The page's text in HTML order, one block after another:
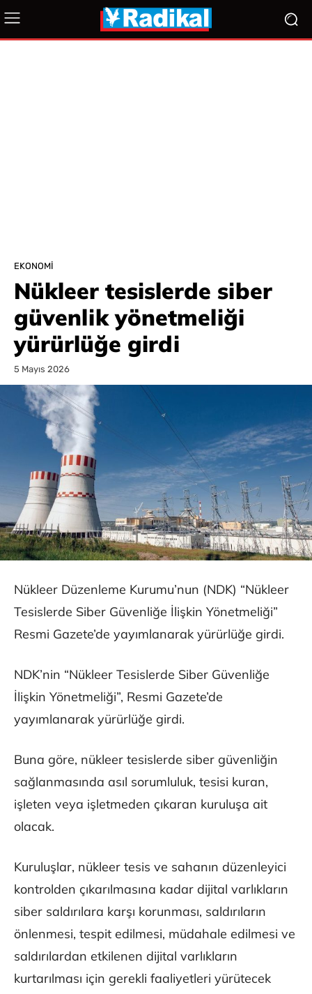
EKONOMI
Nükleer tesislerde siber
güvenlik yönetmeliği
yürürlüğe girdi
5 Mayıs 2026
Nükleer Düzenleme Kurumu’nun (NDK) “Nükleer
Tesislerde Siber Güvenliğe İlişkin Yönetmeliği”
Resmi Gazete’de yayımlanarak yürürlüğe girdi.
NDK’nin “Nükleer Tesislerde Siber Güvenliğe
İlişkin Yönetmeliği”, Resmi Gazete’de
yayımlanarak yürürlüğe girdi.
Buna göre, nükleer tesislerde siber güvenliğin
sağlanmasında asıl sorumluluk, tesisi kuran,
işleten veya işletmeden çıkaran kuruluşa ait
olacak.
Kuruluşlar, nükleer tesis ve sahanın düzenleyici
kontrolden çıkarılmasına kadar dijital varlıkların
siber saldırılara karşı korunması, saldırıların
önlenmesi, tespit edilmesi, müdahale edilmesi ve
saldırılardan etkilenen dijital varlıkların
kurtarılması için gerekli faaliyetleri yürütecek